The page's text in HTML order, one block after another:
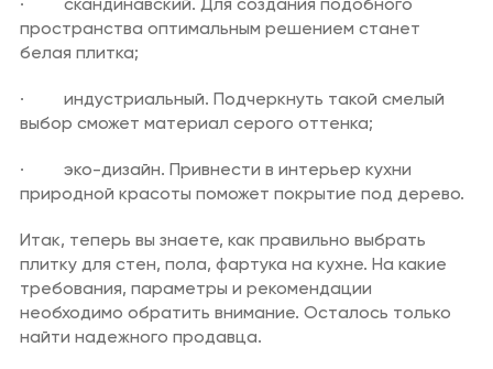
· скандинавский. Для создания подобного
пространства оптимальным решением станет
белая плитка;
· индустриальный. Подчеркнуть такой смелый
выбор сможет материал серого оттенка;
· эко-дизайн. Привнести в интерьер кухни
природной красоты поможет покрытие под дерево.
Итак, теперь вы знаете, как правильно выбрать
плитку для стен, пола, фартука на кухне. На какие
требования, параметры и рекомендации
необходимо обратить внимание. Осталось только
найти надежного продавца.